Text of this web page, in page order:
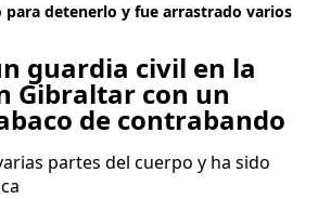
para detenerlo y fue arrastrado varios
guardia civil en la
Gibraltar con un
de contrabando
partes del cuerpo y ha sido